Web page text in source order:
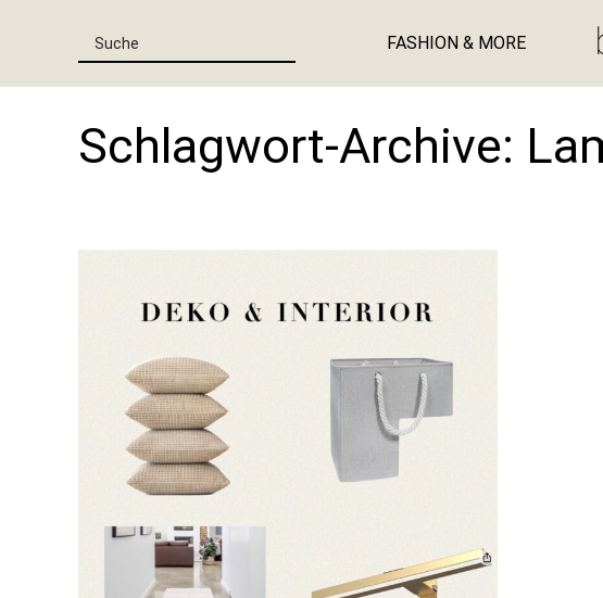
FASHION & MORE
Schlagwort-Archive: